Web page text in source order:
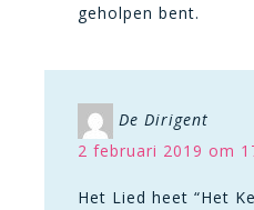
geholpen bent.
De Dirigent
2 februari 2019 om
Het Lied heet “Het